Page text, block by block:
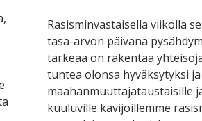
Rasisminvastaisella viikolla
tasa-arvon päivänä
tärkeää on rakentaa
tuntea olonsa hyväksytyksi
maahanmuuttajataustaisille
kuuluville kävijöillemme